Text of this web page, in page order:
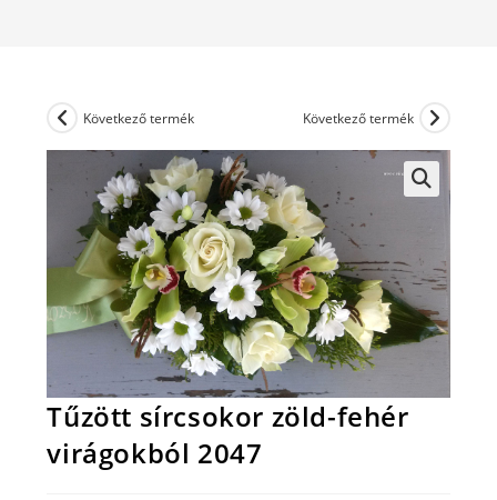
Következő termék Következő termék
Tűzött sírcsokor zöld-fehér
virágokból 2047